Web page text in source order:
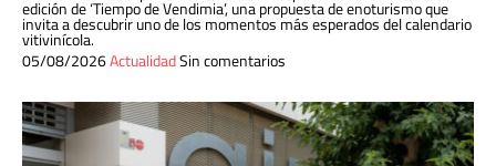
edición de ‘Tiempo de Vendimia’, una propuesta de enoturismo que
invita a descubrir uno de los momentos más esperados del calendario
vitivinícola.
05/08/2026ActualidadSin comentarios